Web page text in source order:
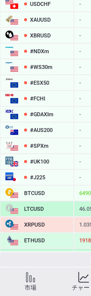
USDCHF -
XAUUSD -
XBRUSD -
#NDXm -
#WS30m -
#ESX50 -
#FCHI -
#GDAXIm -
#AUS200 -
#SPXm -
#UK100 -
#J225 -
BTCUSD
LTCUSD
XRPUSD
ETHUSD
SOLUSD
TSLA -
市場 チャー